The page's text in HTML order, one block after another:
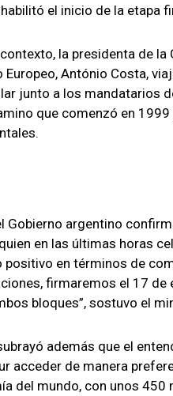
el inicio de la etapa
la presidenta de la
Europeo, António Costa,
junto a los mandatarios
que comenzó en
Gobierno argentino
en las últimas horas
positivo en términos de
firmaremos el 17 de
bloques”, sostuvo el
además que el
acceder de manera
del mundo, con unos 450